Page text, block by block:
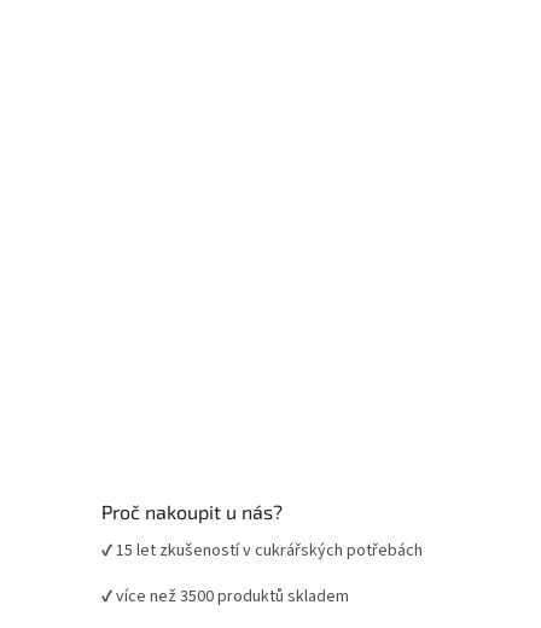
Proč nakoupit u nás?
✔ 15 let zkušeností v cukrářských potřebách
✔ více než 3500 produktů skladem